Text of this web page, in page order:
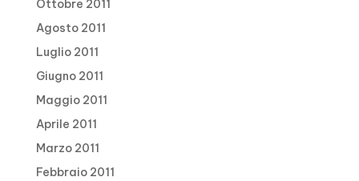
Ottobre 2011
Agosto 2011
Luglio 2011
Giugno 2011
Maggio 2011
Aprile 2011
Marzo 2011
Febbraio 2011